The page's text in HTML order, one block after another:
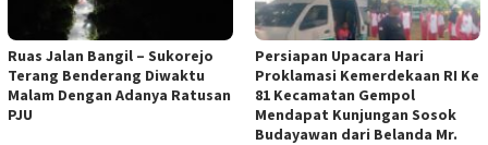
Ruas Jalan Bangil – Sukorejo
Terang Benderang Diwaktu
Malam Dengan Adanya Ratusan
PJU
Persiapan Upacara Hari
Proklamasi Kemerdekaan RI Ke
81 Kecamatan Gempol
Mendapat Kunjungan Sosok
Budayawan dari Belanda Mr.